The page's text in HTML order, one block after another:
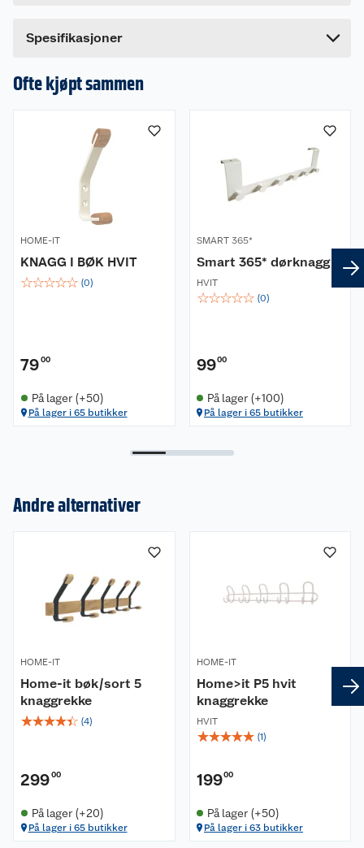
Egenskaper
Farge: Hvit (fås også i sort)
Antall knagger: 5 stk
Inkludert i pakken:
Farget skrue og plugg.
Dybde: 7 cm
Spesifikasjoner
Ofte kjøpt sammen
HOME-IT
KNAGG I BØK HVIT
☆☆☆☆☆ (0)
7900
På lager (+50)
På lager i 65 butikker
SMART 365*
Smart 365* dørknagg
HVIT
☆☆☆☆☆ (0)
9900
På lager (+100)
På lager i 65 butikker
Andre alternativer
HOME-IT
Home-it bøk/sort 5
knaggrekke
☆☆☆☆☆ (4)
29900
På lager (+20)
På lager i 65 butikker
HOME-IT
Home>it P5 hvit
knaggrekke
HVIT
☆☆☆☆☆ (1)
19900
På lager (+50)
På lager i 63 butikker
Butikker
Retur- og angrerett
Reklamasjon
Leie tilhenger
Våre merkevarer
Kjøpsvilkår
Personvern
Bærekraft
Lavprisløfte
Retur av el-avfall
Hageinspirasjon
Oppussing med utemaling
Et varmere hjem
Gulv